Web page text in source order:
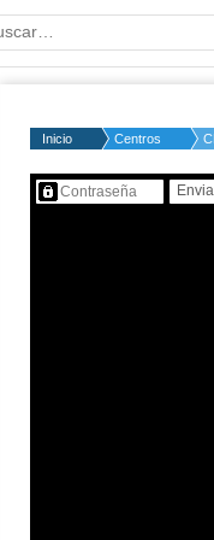
o frase:
Inicio Centros
Contenido protegido…